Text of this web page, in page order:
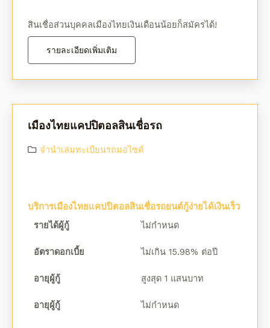
สินเชื่อส่วนบุคคลเมืองไทยเงินเดือนน้อยก็สมัครได้!
รายละเอียดเพิ่มเติม
เมืองไทยแคปปิตอลสินเชื่อรถ
จํานําเล่มทะเบียนรถมอไซค์
บริการเมืองไทยแคปปิตอลสินเชื่อรถยนต์กู้ง่ายได้เงินเร็ว
รายได้ผู้กู้ ไม่กำหนด
อัตราดอกเบี้ย ไม่เกิน 15.98% ต่อปี
อายุผู้กู้ สูงสุด 1 แสนบาท
อายุผู้กู้ ไม่กำหนด